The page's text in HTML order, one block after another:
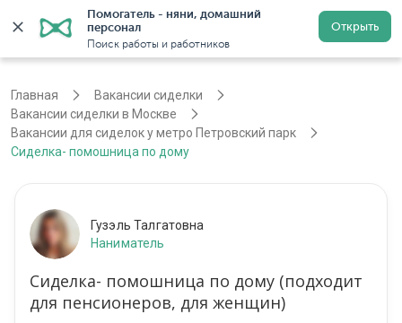
Помогатель - няни, домашний
персонал
Поиск работы и работников
Открыть
Регистрация
Главная
Вакансии сиделки
Вакансии сиделки в Москве
Вакансии для сиделок у метро Петровский парк
Сиделка- помошница по дому
Гузэль Талгатовна
Наниматель
Сиделка- помошница по дому (подходит
для пенсионеров, для женщин)